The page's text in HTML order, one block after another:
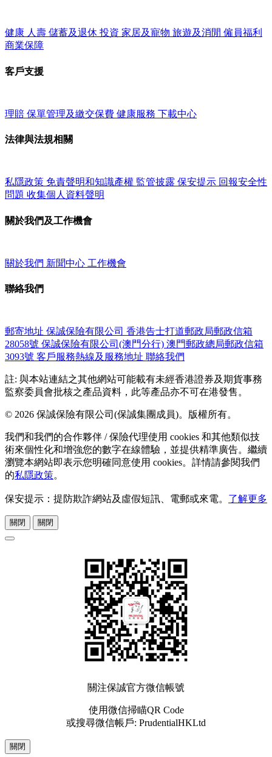
健康 人壽 儲蓄及退休 投資 家居及寵物 旅遊及消閒 僱員福利
商業保障
客戶支援
理賠 保單管理及繳交保費 健康服務 下載中心
法律與法規相關
私隱政策 免責聲明和知識產權 監管披露 保安提示 回報安全性
問題 收集個人資料聲明
關於我們及工作機會
關於我們 新聞中心 工作機會
聯絡我們
郵寄地址 保誠保險有限公司 香港告士打道郵政局郵政信箱
28058號 保誠保險有限公司(澳門分行) 澳門郵政總局郵政信箱
3093號 客戶服務熱線及服務地址 聯絡我們
註: 與本站連結之其他網站可能載有未經香港證券及期貨事務
監察委員會批核之產品資料，此等產品亦不可在港發售。
© 2026 保誠保險有限公司(保誠集團成員)。版權所有。
我們和我們的合作夥伴 / 保險代理使用 cookies 和其他類似技
術來個性化和增強您的數字在線體驗，並提供精準廣告。繼續
瀏覽本網站即表示您明確同意使用 cookies。詳情請參閱我們
的私隱政策。
保安提示：提防欺詐網站及虛假短訊、電郵或來電。 了解更多
關閉 關閉
關注保誠官方微信帳號
使用微信掃瞄QR Code
或搜尋微信帳戶: PrudentialHKLtd
關閉